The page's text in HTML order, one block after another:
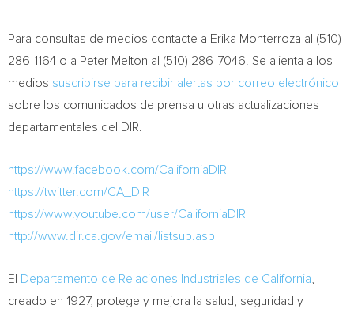
Para consultas de medios contacte a Erika Monterroza al (510)
286-1164 o a Peter Melton al (510) 286-7046. Se alienta a los
medios suscribirse para recibir alertas por correo electrónico
sobre los comunicados de prensa u otras actualizaciones
departamentales del DIR
https://www.facebook.com/CaliforniaDIR
https://twitter.com/CA_DIR
https://www.youtube.com/user/CaliforniaDIR
http://www.dir.ca.gov/email/listsub.asp
El Departamento de Relaciones Industriales de California
creado en 1927, protege y mejora la salud, seguridad y